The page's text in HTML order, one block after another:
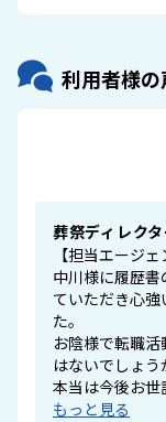
利用者様の
葬祭ディレク
【担当エージ
中川様に履歴
ていただき心
た。
お陰様で転職
はないでしょう
本当は今後お世
もっと見る